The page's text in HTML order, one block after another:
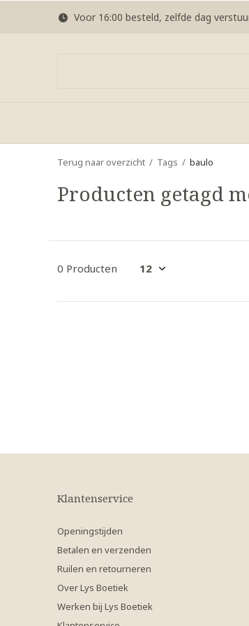
Voor 16:00 besteld, zelfde dag
Terug naar overzicht Tags baulo
Producten getagd
0 Producten
Klantenservice
Openingstijden
Betalen en verzenden
Ruilen en retourneren
Over Lys Boetiek
Werken bij Lys Boetiek